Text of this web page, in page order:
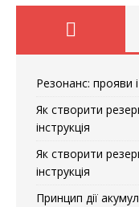
Резонанс: прояви
Як створити
інструкція
Як створити
інструкція
Принцип дії